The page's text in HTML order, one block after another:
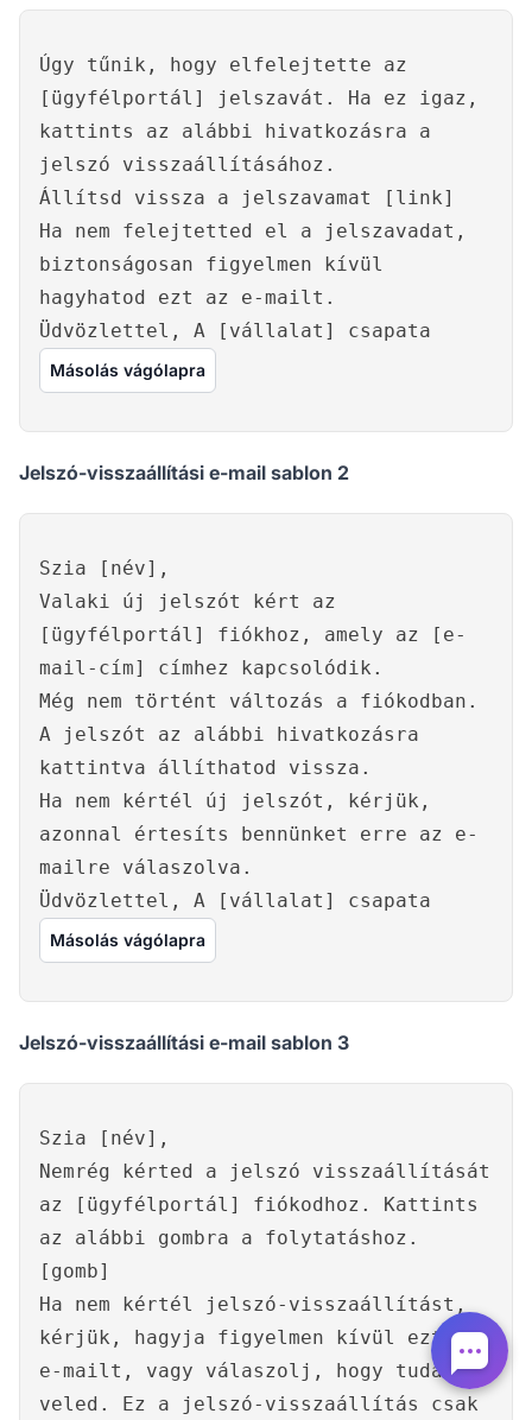
Úgy tűnik, hogy elfelejtette az
[ügyfélportál] jelszavát. Ha ez igaz,
kattints az alábbi hivatkozásra a
jelszó visszaállításához.
Állítsd vissza a jelszavamat [link]
Ha nem felejtetted el a jelszavadat,
biztonságosan figyelmen kívül
hagyhatod ezt az e-mailt.
Üdvözlettel, A [vállalat] csapata
Másolás vágólapra
Jelszó-visszaállítási e-mail sablon 2
Szia [név],
Valaki új jelszót kért az
[ügyfélportál] fiókhoz, amely az [e-
mail-cím] címhez kapcsolódik.
Még nem történt változás a fiókodban.
A jelszót az alábbi hivatkozásra
kattintva állíthatod vissza.
Ha nem kértél új jelszót, kérjük,
azonnal értesíts bennünket erre az e-
mailre válaszolva.
Üdvözlettel, A [vállalat] csapata
Másolás vágólapra
Jelszó-visszaállítási e-mail sablon 3
Szia [név],
Nemrég kérted a jelszó visszaállítását
az [ügyfélportál] fiókodhoz. Kattints
az alábbi gombra a folytatáshoz.
[gomb]
Ha nem kértél jelszó-visszaállítást,
kérjük, hagyja figyelmen kívül ezt az
e-mailt, vagy válaszolj, hogy tudassuk
veled. Ez a jelszó-visszaállítás csak